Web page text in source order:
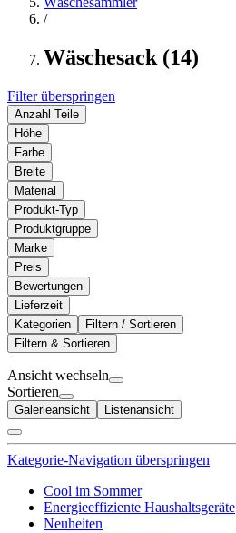
/
Wäschesack (14)
Filter überspringen
Anzahl Teile
Höhe
Farbe
Breite
Material
Produkt-Typ
Produktgruppe
Marke
Preis
Bewertungen
Lieferzeit
Kategorien
Filtern / Sortieren
Filtern & Sortieren
Ansicht wechseln
Sortieren
Galerieansicht Listenansicht
Kategorie-Navigation überspringen
Cool im Sommer
Energieeffiziente Haushaltsgeräte
Neuheiten